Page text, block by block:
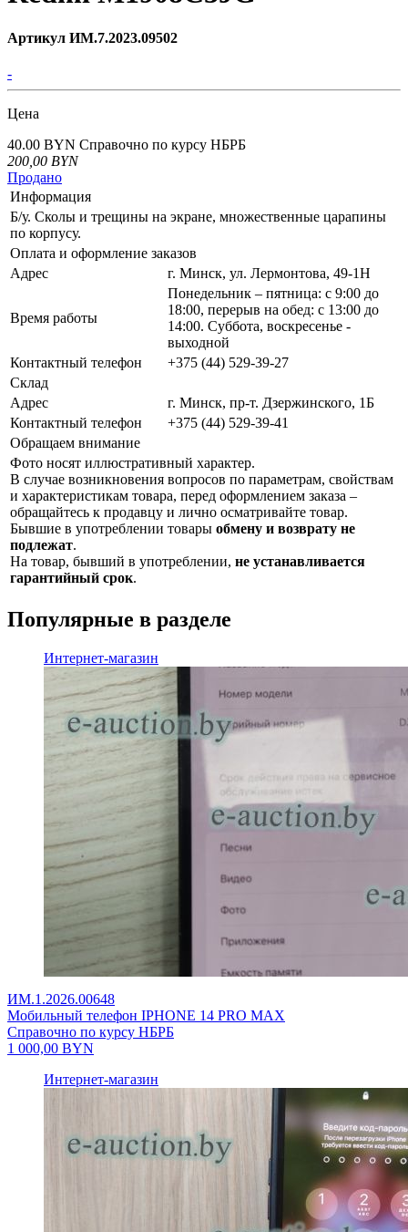
Артикул ИМ.7.2023.09502
-
Цена
40.00 BYN Справочно по курсу НБРБ
200,00 BYN
Продано
Информация
Б/у. Сколы и трещины на экране, множественные царапины
по корпусу.
Оплата и оформление заказов
Адрес
г. Минск, ул. Лермонтова, 49-1Н
Время работы
Понедельник – пятница: с 9:00 до
18:00, перерыв на обед: с 13:00 до
14:00. Суббота, воскресенье -
выходной
Контактный телефон
+375 (44) 529-39-27
Склад
Адрес
г. Минск, пр-т. Дзержинского, 1Б
Контактный телефон
+375 (44) 529-39-41
Обращаем внимание
Фото носят иллюстративный характер.
В случае возникновения вопросов по параметрам, свойствам
и характеристикам товара, перед оформлением заказа –
обращайтесь к продавцу и лично осматривайте товар.
Бывшие в употреблении товары обмену и возврату не
подлежат.
На товар, бывший в употреблении, не устанавливается
гарантийный срок.
Популярные в разделе
Интернет-магазин
ИМ.1.2026.00648
Мобильный телефон IPHONE 14 PRO MAX
Справочно по курсу НБРБ
1 000,00 BYN
Интернет-магазин